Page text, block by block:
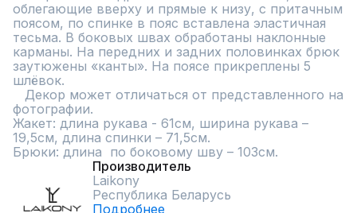
облегающие вверху и прямые к низу, с притачным
поясом, по спинке в пояс вставлена эластичная
тесьма. В боковых швах обработаны наклонные
карманы. На передних и задних половинках брюк
заутюжены «канты». На поясе прикреплены 5
шлёвок.
фотографии.
Жакет: длина рукава - 61см, ширина рукава –
19,5см, длина спинки – 71,5см.
Брюки: длина  по боковому шву – 103см.
Производитель
Laikony
Республика Беларусь
Подробнее